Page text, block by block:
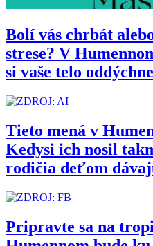
Bolí vás chrbát
strese? V
si vaše telo oddýchne
Tieto mená v
Kedysi ich nosil
rodičia deťom
Pripravte sa na